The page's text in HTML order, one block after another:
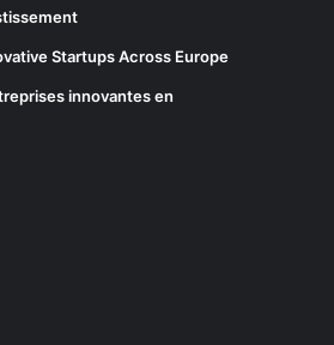
Startups Across Europe
innovantes en